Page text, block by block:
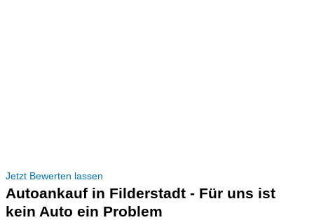
Jetzt Bewerten lassen
Autoankauf in Filderstadt - Für uns ist
kein Auto ein Problem